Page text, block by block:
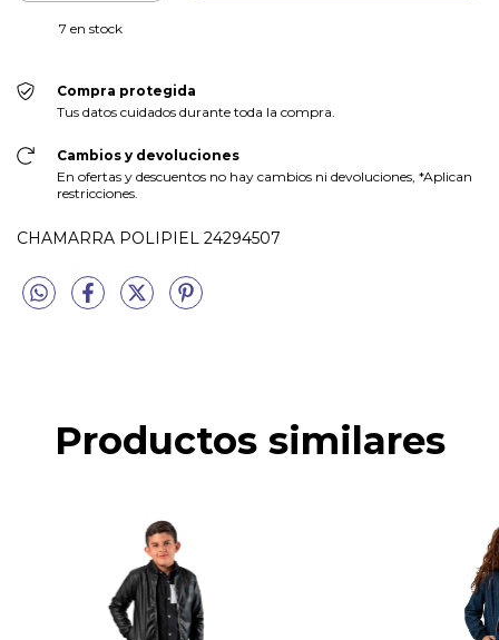
7 en stock
Compra protegida
Tus datos cuidados durante toda la compra.
Cambios y devoluciones
En ofertas y descuentos no hay cambios ni devoluciones, *Aplican
restricciones.
CHAMARRA POLIPIEL 24294507
Productos similares